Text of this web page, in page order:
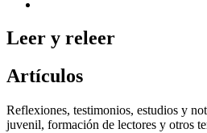
Leer y releer
Artículos
Reflexiones, testimonios, estudios y
juvenil, formación de lectores y otros